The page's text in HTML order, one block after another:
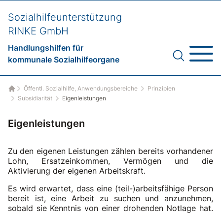
Sozialhilfeunterstützung
RINKE GmbH
Handlungshilfen für
kommunale Sozialhilfeorgane
Startseite
Öffentl. Sozialhilfe, Anwendungsbereiche
Prinzipien
Subsidiarität
Eigenleistungen
Eigenleistungen
Zu den eigenen Leistungen zählen bereits vorhandener
Lohn, Ersatzeinkommen, Vermögen und die
Aktivierung der eigenen Arbeitskraft.
Es wird erwartet, dass eine (teil-)arbeitsfähige Person
bereit ist, eine Arbeit zu suchen und anzunehmen,
sobald sie Kenntnis von einer drohenden Notlage hat.